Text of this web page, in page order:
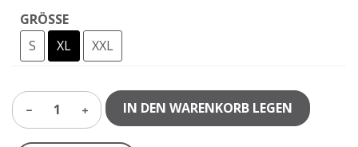
GRÖSSE
S
XL XXL
1 IN DEN WARENKORB LEGEN